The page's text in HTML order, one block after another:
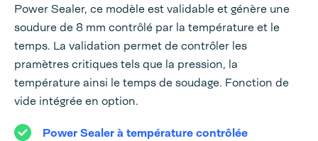
Power Sealer, ce modèle est validable et génère une
soudure de 8 mm contrôlé par la température et le
temps. La validation permet de contrôler les
pramètres critiques tels que la pression, la
température ainsi le temps de soudage. Fonction de
vide intégrée en option.
Power Sealer à température contrôlée